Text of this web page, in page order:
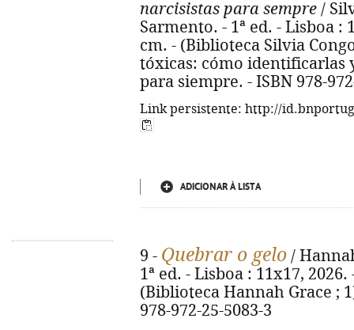
narcisistas para sempre /
Sarmento. - 1ª ed. - Lisboa :
cm. - (Biblioteca Silvia
tóxicas: cómo identificarlas
para siempre. - ISBN 978-
Link persistente: http://
ADICIONAR À LISTA
9 - Quebrar o gelo /
1ª ed. - Lisboa : 11x17,
(Biblioteca Hannah Grace ;
978-972-25-5083-3